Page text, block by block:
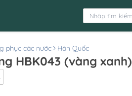
phục các nước Hàn Quốc
HBK043 (vàng xanh)